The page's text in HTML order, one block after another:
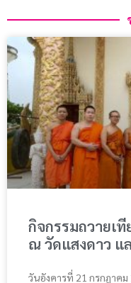
กิจกรรมถวายเ
ณ วัดแสงดาว แ
วันอังคารที่ 21 กรกฎาค